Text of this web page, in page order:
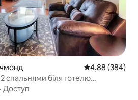
Середня
4,88 (384)
спальнями біля готелю
2
· Доступ